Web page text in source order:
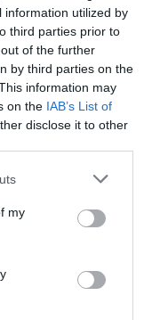
information utilized by
third parties prior to
of the further
by third parties on the
information may
on the IAB’s List of
disclose it to other
one or more Google
You may click to
third-party tags to
in below Google
my
zárva a
a rosszindulatú
és üzenem az
az isten lábát!
néha többet
mindig
Párizs, hogy